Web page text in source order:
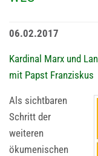
06.02.2017
Kardinal Marx und
mit Papst Franziskus
Als sichtbaren
Schritt der
weiteren
ökumenischen